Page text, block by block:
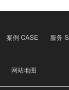
案例 CASE 服务
网站地图